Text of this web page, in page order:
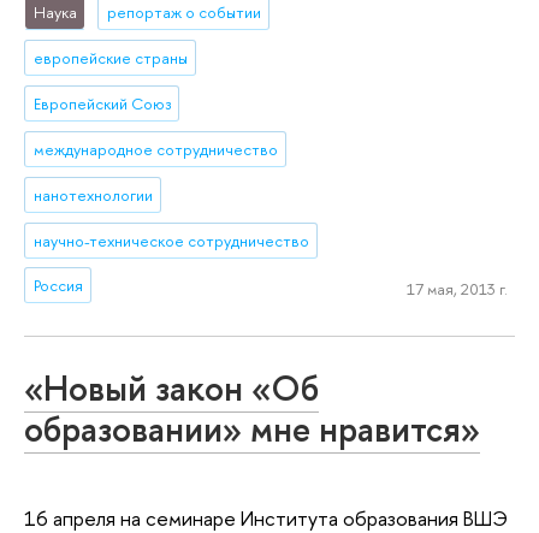
Наука репортаж о событии
европейские страны
Европейский Союз
международное сотрудничество
нанотехнологии
научно-техническое сотрудничество
Россия 17 мая, 2013 г.
«Новый закон «Об
образовании» мне нравится»
16 апреля на семинаре Института образования ВШЭ